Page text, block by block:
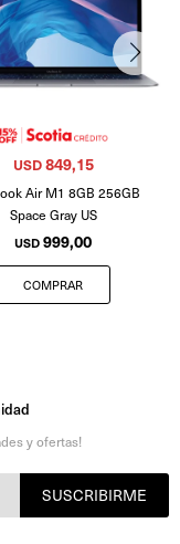
Air M1 8GB 256GB
Space Gray US
USD999,00
USD849,15
y ofertas!
SUSCRIBIRME